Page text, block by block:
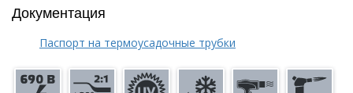
Документация
Паспорт на термоусадочные трубки